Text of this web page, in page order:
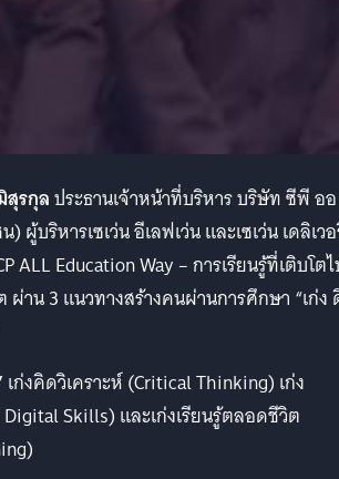
รกุลประธานเจ้าหน้าที่บริหาร บริษัท ซีพี ออ
ผู้บริหารเซเว่น อีเลฟเว่น และเซเว่น เดลิเว
ALL Education Way – การเรียนรู้ที่เติบโต
าน 3 แนวทางสร้างคนผ่านการศึกษา “เก่ง
เก่งคิดวิเคราะห์ (Critical Thinking) เก่ง
Digital Skills) และเก่งเรียนรู้ตลอดชีวิต